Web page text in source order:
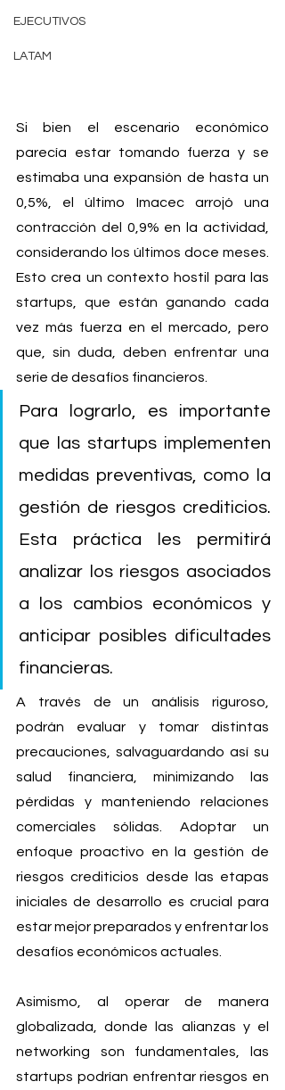
EJECUTIVOS
LATAM
Si bien el escenario económico
parecía estar tomando fuerza y se
estimaba una expansión de hasta un
0,5%, el último Imacec arrojó una
contracción del 0,9% en la actividad,
considerando los últimos doce meses.
Esto crea un contexto hostil para las
startups, que están ganando cada
vez más fuerza en el mercado, pero
que, sin duda, deben enfrentar una
serie de desafíos financieros.
Para lograrlo, es importante
que las startups implementen
medidas preventivas, como la
gestión de riesgos crediticios.
Esta práctica les permitirá
analizar los riesgos asociados
a los cambios económicos y
anticipar posibles dificultades
financieras.
A través de un análisis riguroso,
podrán evaluar y tomar distintas
precauciones, salvaguardando así su
salud financiera, minimizando las
pérdidas y manteniendo relaciones
comerciales sólidas. Adoptar un
enfoque proactivo en la gestión de
riesgos crediticios desde las etapas
iniciales de desarrollo es crucial para
estar mejor preparados y enfrentar los
desafíos económicos actuales.
Asimismo, al operar de manera
globalizada, donde las alianzas y el
networking son fundamentales, las
startups podrían enfrentar riesgos en